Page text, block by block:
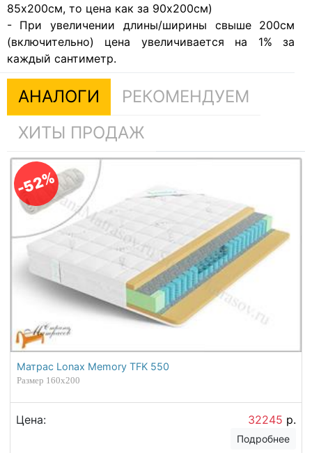
85х200см, то цена как за 90х200см)
- При увеличении длины/ширины свыше 200см
(включительно) цена увеличивается на 1% за
каждый сантиметр.
АНАЛОГИ
РЕКОМЕНДУЕМ
ХИТЫ ПРОДАЖ
-52%
Матрас Lonax Memory TFK 550
Размер 160х200
Цена: 32245 р.
Подробнее